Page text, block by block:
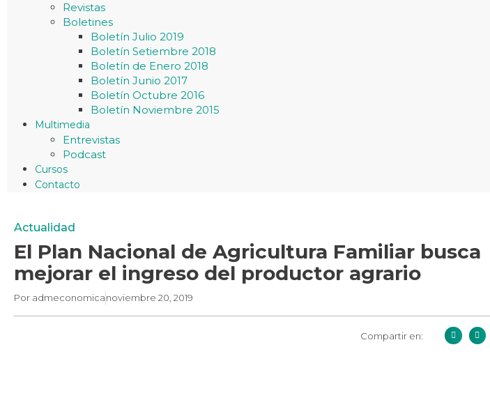
Revistas
Boletines
Boletín Julio 2019
Boletín Setiembre 2018
Boletín de Enero 2018
Boletín Junio 2017
Boletín Octubre 2016
Boletín Noviembre 2015
Multimedia
Entrevistas
Podcast
Cursos
Contacto
Actualidad
El Plan Nacional de Agricultura Familiar busca
mejorar el ingreso del productor agrario
Por admeconomicanoviembre 20, 2019
Compartir en: